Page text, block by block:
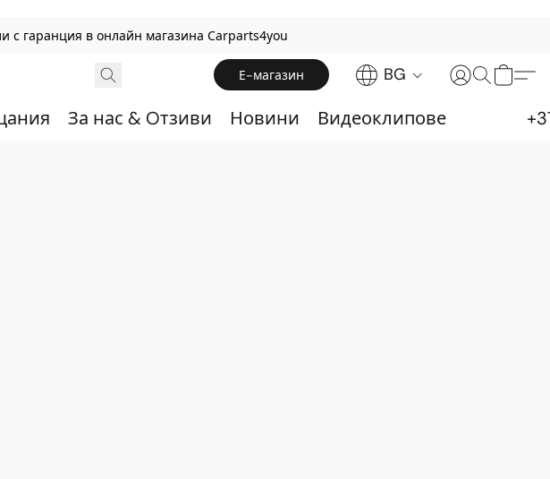
с гаранция в онлайн магазина Carparts4you
Е-магазин BG
За нас & Oтзиви Новини Видеоклипове